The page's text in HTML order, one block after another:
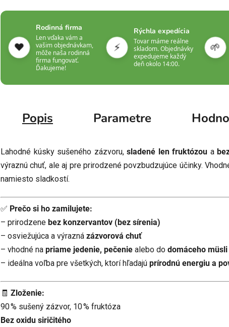
❤️
Rodinná firma
Len vďaka vám a
vašim objednávkam,
môže naša rodinná
firma fungovať.
Ďakujeme!
⚡
Rýchla expedícia
Tovar máme reálne
skladom. Objednávky
expedujeme každý
deň okolo 14:00.
🌱
Popis Parametre
Lahodné kúsky sušeného zázvoru,sladené len fruktózou a
výraznú chuť, ale aj pre prirodzené povzbudzujúce účinky.
namiesto sladkostí.
✅ Prečo si ho zamilujete:
– prirodzene bez konzervantov (bez sírenia)
– osviežujúca a výrazná zázvorová chuť
– vhodné na priame jedenie, pečenie alebo do domáceho müsli
– ideálna voľba pre všetkých, ktorí hľadajú prírodnú energiu a
🧾 Zloženie:
90 % sušený zázvor, 10 % fruktóza
Bez oxidu siričitého